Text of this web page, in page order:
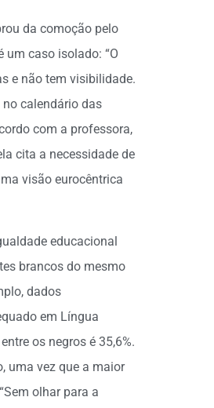
da comoção pelo
caso isolado: “O
e não tem visibilidade.
no calendário das
com a professora,
cita a necessidade de
visão eurocêntrica
educacional
brancos do mesmo
dados
em Língua
os negros é 35,6%.
uma vez que a maior
olhar para a